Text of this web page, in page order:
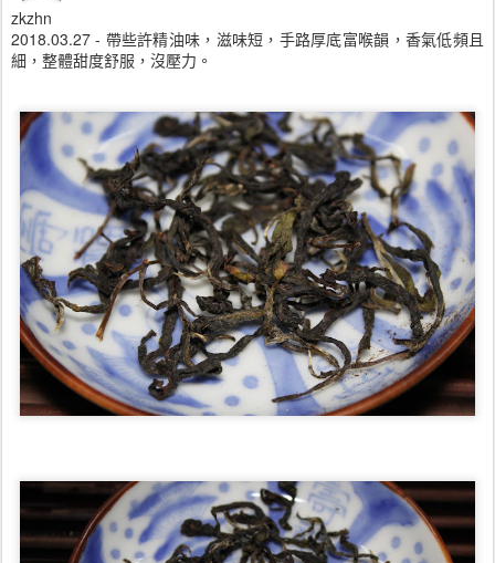
zkzhn
2018.03.27 - 帶些許精油味，滋味短，手路厚底富喉韻，香氣低頻且
細，整體甜度舒服，沒壓力。